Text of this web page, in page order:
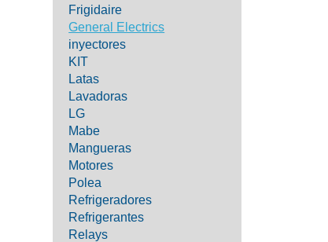
Frigidaire
General Electrics
inyectores
KIT
Latas
Lavadoras
LG
Mabe
Mangueras
Motores
Polea
Refrigeradores
Refrigerantes
Relays